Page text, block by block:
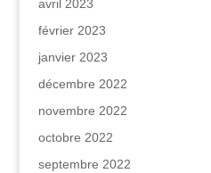
avril 2023
février 2023
janvier 2023
décembre 2022
novembre 2022
octobre 2022
septembre 2022